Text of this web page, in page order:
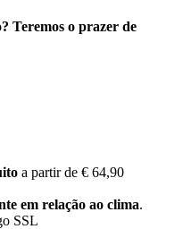
Teremos o prazer de
a partir de € 64,90
em relação ao clima.
SSL